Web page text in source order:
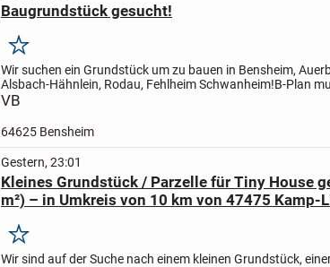
Baugrundstück gesucht!
Merken
Wir suchen ein Grundstück um zu bauen in Bensheim,
Alsbach-Hähnlein, Rodau, Fehlheim Schwanheim!B-Plan
zulassen, Grundstücke mit Altbestand nur bedingt
VB
64625 Bensheim
Gestern, 23:01
Kleines Grundstück / Parzelle für Tiny House
m²) – in Umkreis von 10 km von 47475 Kamp-
Merken
Wir sind auf der Suche nach einem kleinen Grundstück,